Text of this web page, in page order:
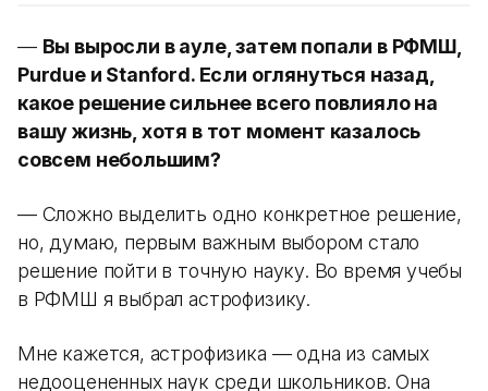
— Вы выросли в ауле, затем попали в РФМШ,
Purdue и Stanford. Если оглянуться назад,
какое решение сильнее всего повлияло на
вашу жизнь, хотя в тот момент казалось
совсем небольшим?
— Сложно выделить одно конкретное решение,
но, думаю, первым важным выбором стало
решение пойти в точную науку. Во время учебы
в РФМШ я выбрал астрофизику.
Мне кажется, астрофизика — одна из самых
недооцененных наук среди школьников. Она